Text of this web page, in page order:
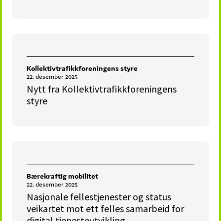
Kollektivtrafikkforeningens styre
22. desember 2025
Nytt fra Kollektivtrafikkforeningens
styre
Bærekraftig mobilitet
22. desember 2025
Nasjonale fellestjenester og status
veikartet mot ett felles samarbeid for